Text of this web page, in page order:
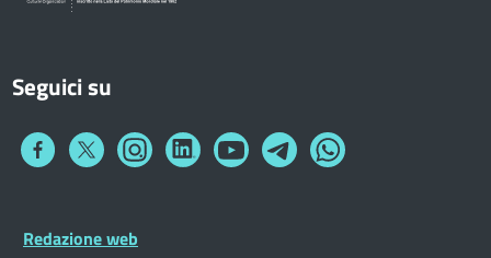
Seguici su
Collegamento
Collegamento
a
Collegamento
a
Collegamento
a
Collegamento
a
Collegamento
a
Collegamento
a
Footer
Widget
Footer
Redazione web